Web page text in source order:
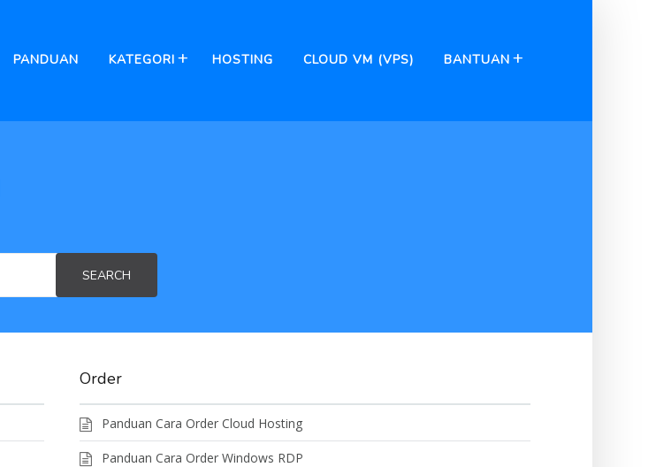
PANDUAN KATEGORI HOSTING CLOUD VM (VPS) BANTUAN
SEARCH
Order
Panduan Cara Order Cloud Hosting
Panduan Cara Order Windows RDP